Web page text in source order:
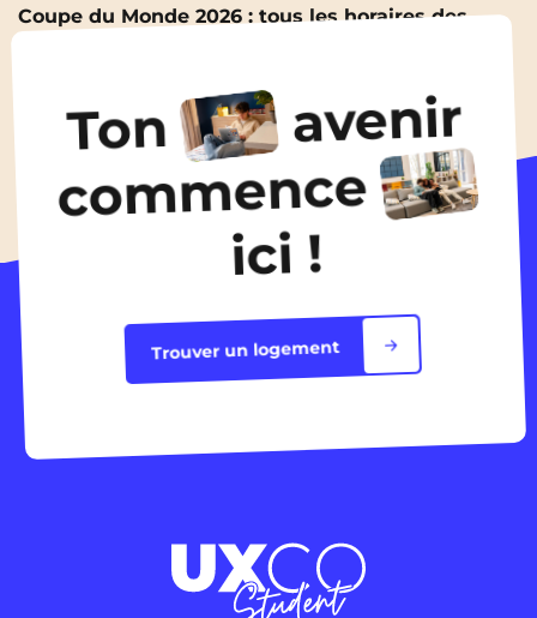
Toutes les actualités
Coupe du Monde 2026 : tous les horaires des
Ton avenir
commence
ici !
Trouver un logement